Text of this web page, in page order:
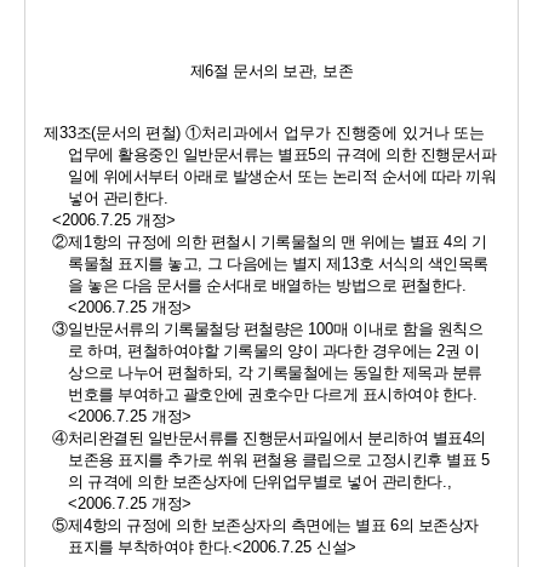
제6절 문서의 보관, 보존
제33조(문서의 편철) ①처리과에서 업무가 진행중에 있거나 또는
업 무에 활용중인 일반문서류는 별표5의 규격에 의한 진행문서파
일에 위에서부터 아래로 발생순서 또는 논리적 순서에 따라 끼워
넣어 관리한다.
<2006.7.25 개정>
②제 1항의 규정에 의한 편철시 기록물철의 맨 위에는 별표 4의 기
록물철 표지를 놓고, 그 다음에는 별지 제 13호 서식의 색인목록
을 놓은 다음 문서를 순서대로 배열하는 방법으로 편철한다.
<2006.7.25 개정>
③일반문서류의 기록물철당 편철량은 100매 이내로 함을 원칙으
로 하며, 편철하여야할 기록물의 양이 과다한 경우에는 2권 이
상으로 나누어 편철하되, 각 기록물철에는 동일한 제목과 분류
번호를 부여하고 괄호안에 권호수만 다르게 표시하여야 한다.
<2006.7.25 개정>
④처리완결된 일반문서류를 진행문서파일에서 분리하여 별표4
보존용 표지를 추가로 쒸워 편철용 클립으로 고정시킨후 별표 5
의 규격에 의한 보존상자에 단위업무별로 넣어 관리한다.,
<2006.7.25 개정>
⑤제4항의 규정에 의한 보존상자의 측면에는 별표 6의 보존상자
표지를 부착하여야 한다.<2006.7.25 신설>